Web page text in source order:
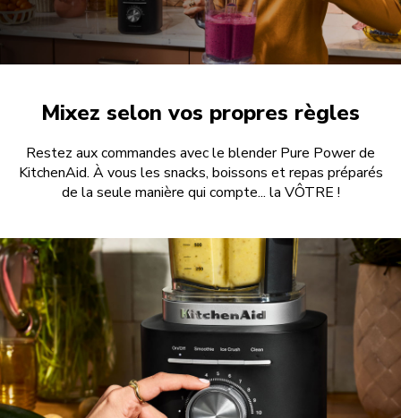
Mixez selon vos propres règles
Restez aux commandes avec le blender Pure Power de
KitchenAid. À vous les snacks, boissons et repas préparés
de la seule manière qui compte... la VÔTRE !